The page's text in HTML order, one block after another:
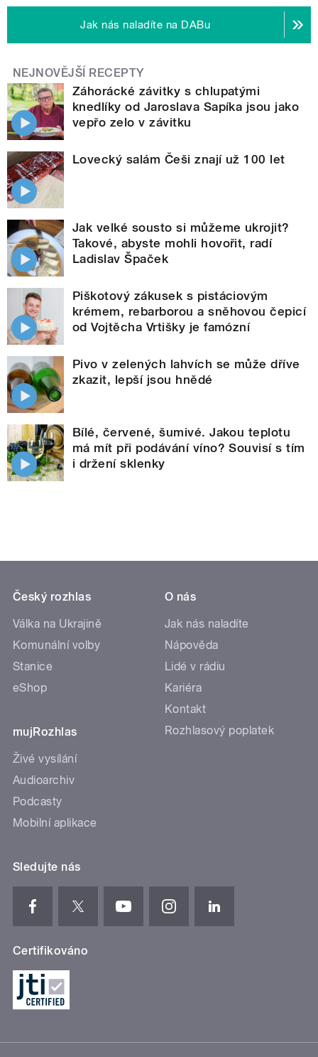
Jak nás naladíte na DABu
NEJNOVĚJŠÍ RECEPTY
Záhorácké závitky s chlupatými
knedlíky od Jaroslava Sapíka jsou jako
vepřo zelo v závitku
Lovecký salám Češi znají už 100 let
Jak velké sousto si můžeme ukrojit?
Takové, abyste mohli hovořit, radí
Ladislav Špaček
Piškotový zákusek s pistáciovým
krémem, rebarborou a sněhovou čepicí
od Vojtěcha Vrtišky je famózní
Pivo v zelených lahvích se může dříve
zkazit, lepší jsou hnědé
Bílé, červené, šumivé. Jakou teplotu
má mít při podávání víno? Souvisí s tím
i držení sklenky
Český rozhlas
Válka na Ukrajině
Komunální volby
Stanice
eShop
mujRozhlas
Živé vysílání
Audioarchiv
Podcasty
Mobilní aplikace
O nás
Jak nás naladíte
Nápověda
Lidé v rádiu
Kariéra
Kontakt
Rozhlasový poplatek
Sledujte nás
Certifikováno